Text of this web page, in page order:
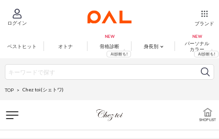
ログイン ブランド
ベストヒット オトナ 骨格診断 身長別
パーソナル
カラー
TOP Chez toi(シェトワ)